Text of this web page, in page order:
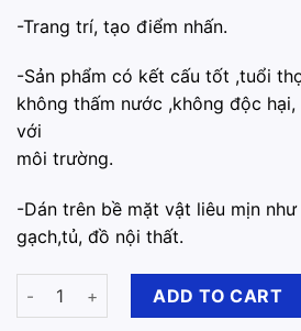
-️Trang trí, tạo điểm nhấn.
-Sản phẩm có kết cấu tốt ,tuổi
không thấm nước ,không độc
với
môi trường.
-Dán trên bề mặt vật liêu mịn
gạch,tủ, đồ nội thất.
Decal Giấy Dán Tường Màu Xanh
ADD TO CART